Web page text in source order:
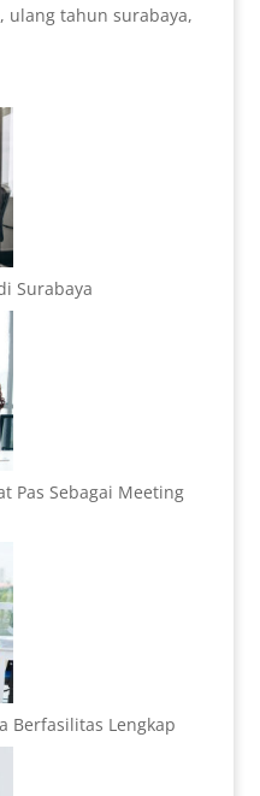
ulang tahun surabaya,
Surabaya
Pas Sebagai Meeting
Berfasilitas Lengkap